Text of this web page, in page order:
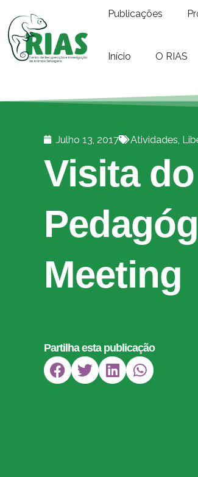
Publicações
Início O RIAS
Julho 13, 2017 Atividades,
Visita
Meeting
Partilha esta publicação